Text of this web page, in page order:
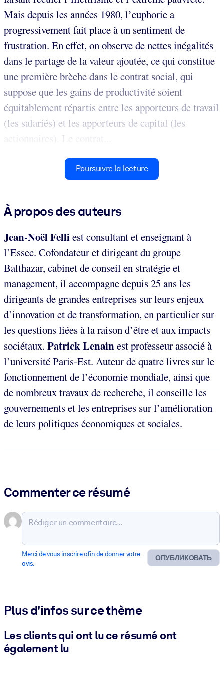
Mais depuis les années 1980, l’euphorie a
progressivement fait place à un sentiment de
frustration. En effet, on observe de nettes inégalités
dans le partage de la valeur ajoutée, ce qui constitue
une première brèche dans le contrat social, qui
suppose que les gains de productivité soient
équitablement répartis entre les apporteurs de travail
(les salariés) et les apporteurs de capital (les
actionnaires). Le contrat...
Poursuivre la lecture
À propos des auteurs
Jean-Noël Felliest consultant et enseignant à
l’Essec. Cofondateur et dirigeant du groupe
Balthazar, cabinet de conseil en stratégie et
management, il accompagne depuis 25 ans les
dirigeants de grandes entreprises sur leurs enjeux
d’innovation et de transformation, en particulier sur
les questions liées à la raison d’être et aux impacts
sociétaux. Patrick Lenainest professeur associé à
l’université Paris-Est. Auteur de quatre livres sur le
fonctionnement de l’économie mondiale, ainsi que
de nombreux travaux de recherche, il conseille les
gouvernements et les entreprises sur l’amélioration
de leurs politiques économiques et sociales.
Commenter ce résumé
ОПУБЛИКОВАТЬ
Merci de vous inscrire afin de donner votre
avis.
Plus d'infos sur ce thème
Les clients qui ont lu ce résumé ont
également lu